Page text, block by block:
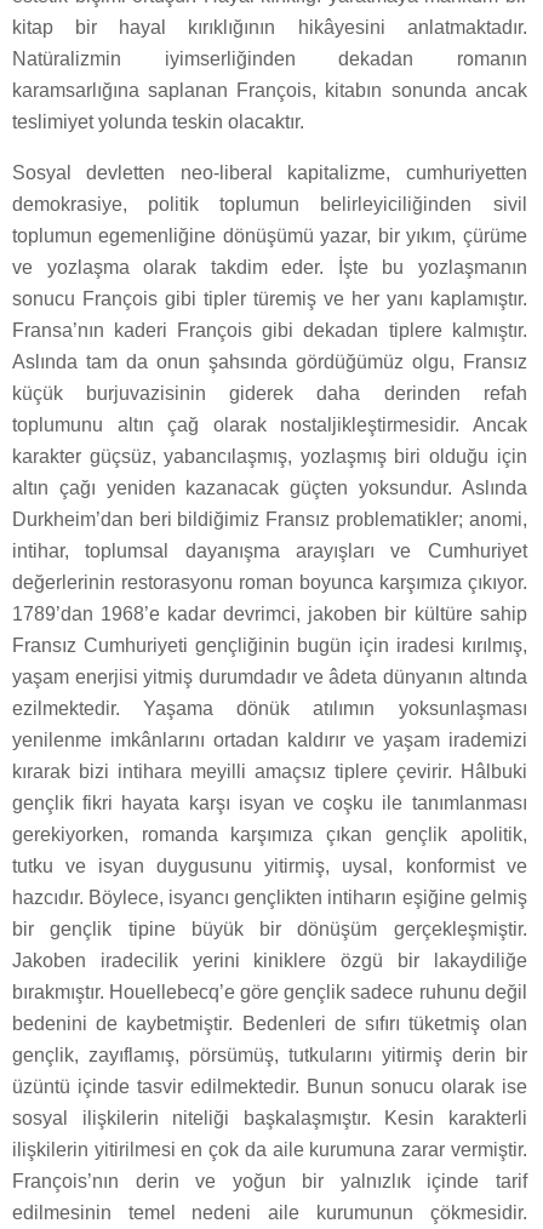
kitap bir hayal kırıklığının hikâyesini anlatmaktadır.
Natüralizmin iyimserliğinden dekadan romanın
karamsarlığına saplanan François, kitabın sonunda ancak
teslimiyet yolunda teskin olacaktır.
Sosyal devletten neo-liberal kapitalizme, cumhuriyetten
demokrasiye, politik toplumun belirleyiciliğinden sivil
toplumun egemenliğine dönüşümü yazar, bir yıkım, çürüme
ve yozlaşma olarak takdim eder. İşte bu yozlaşmanın
sonucu François gibi tipler türemiş ve her yanı kaplamıştır.
Fransa’nın kaderi François gibi dekadan tiplere kalmıştır.
Aslında tam da onun şahsında gördüğümüz olgu, Fransız
küçük burjuvazisinin giderek daha derinden refah
toplumunu altın çağ olarak nostaljikleştirmesidir. Ancak
karakter güçsüz, yabancılaşmış, yozlaşmış biri olduğu için
altın çağı yeniden kazanacak güçten yoksundur. Aslında
Durkheim’dan beri bildiğimiz Fransız problematikler; anomi,
intihar, toplumsal dayanışma arayışları ve Cumhuriyet
değerlerinin restorasyonu roman boyunca karşımıza çıkıyor.
1789’dan 1968’e kadar devrimci, jakoben bir kültüre sahip
Fransız Cumhuriyeti gençliğinin bugün için iradesi kırılmış,
yaşam enerjisi yitmiş durumdadır ve âdeta dünyanın altında
ezilmektedir. Yaşama dönük atılımın yoksunlaşması
yenilenme imkânlarını ortadan kaldırır ve yaşam irademizi
kırarak bizi intihara meyilli amaçsız tiplere çevirir. Hâlbuki
gençlik fikri hayata karşı isyan ve coşku ile tanımlanması
gerekiyorken, romanda karşımıza çıkan gençlik apolitik,
tutku ve isyan duygusunu yitirmiş, uysal, konformist ve
hazcıdır. Böylece, isyancı gençlikten intiharın eşiğine gelmiş
bir gençlik tipine büyük bir dönüşüm gerçekleşmiştir.
Jakoben iradecilik yerini kiniklere özgü bir lakaydiliğe
bırakmıştır. Houellebecq’e göre gençlik sadece ruhunu değil
bedenini de kaybetmiştir. Bedenleri de sıfırı tüketmiş olan
gençlik, zayıflamış, pörsümüş, tutkularını yitirmiş derin bir
üzüntü içinde tasvir edilmektedir. Bunun sonucu olarak ise
sosyal ilişkilerin niteliği başkalaşmıştır. Kesin karakterli
ilişkilerin yitirilmesi en çok da aile kurumuna zarar vermiştir.
François’nın derin ve yoğun bir yalnızlık içinde tarif
edilmesinin temel nedeni aile kurumunun çökmesidir.